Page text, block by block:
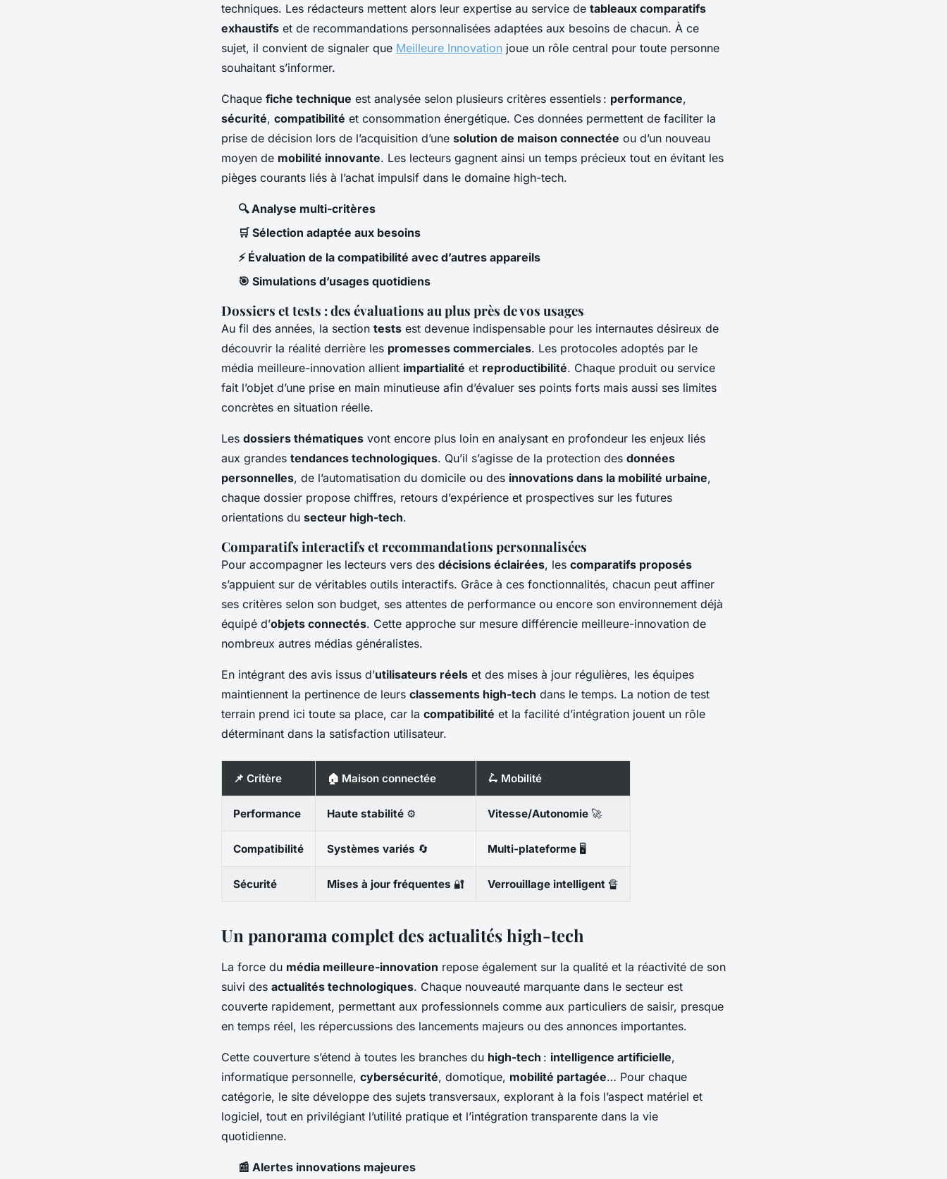
techniques. Les rédacteurs mettent alors leur expertise au service de tableaux comparatifs
exhaustifs et de recommandations personnalisées adaptées aux besoins de chacun. À ce
sujet, il convient de signaler que Meilleure Innovation joue un rôle central pour toute personne
souhaitant s’informer.
Chaque fiche technique est analysée selon plusieurs critères essentiels : performance,
sécurité, compatibilité et consommation énergétique. Ces données permettent de faciliter la
prise de décision lors de l’acquisition d’une solution de maison connectée ou d’un nouveau
moyen de mobilité innovante. Les lecteurs gagnent ainsi un temps précieux tout en évitant les
pièges courants liés à l’achat impulsif dans le domaine high-tech.
🔍 Analyse multi-critères
🛒 Sélection adaptée aux besoins
⚡ Évaluation de la compatibilité avec d’autres appareils
🎯 Simulations d’usages quotidiens
Dossiers et tests : des évaluations au plus près de vos usages
Au fil des années, la section tests est devenue indispensable pour les internautes désireux de
découvrir la réalité derrière les promesses commerciales. Les protocoles adoptés par le
média meilleure-innovation allient impartialité et reproductibilité. Chaque produit ou service
fait l’objet d’une prise en main minutieuse afin d’évaluer ses points forts mais aussi ses limites
concrètes en situation réelle.
Les dossiers thématiques vont encore plus loin en analysant en profondeur les enjeux liés
aux grandes tendances technologiques. Qu’il s’agisse de la protection des données
personnelles, de l’automatisation du domicile ou des innovations dans la mobilité urbaine,
chaque dossier propose chiffres, retours d’expérience et prospectives sur les futures
orientations du secteur high-tech.
Comparatifs interactifs et recommandations personnalisées
Pour accompagner les lecteurs vers des décisions éclairées, les comparatifs proposés
s’appuient sur de véritables outils interactifs. Grâce à ces fonctionnalités, chacun peut affiner
ses critères selon son budget, ses attentes de performance ou encore son environnement déjà
équipé d’objets connectés. Cette approche sur mesure différencie meilleure-innovation de
nombreux autres médias généralistes.
En intégrant des avis issus d’utilisateurs réels et des mises à jour régulières, les équipes
maintiennent la pertinence de leurs classements high-tech dans le temps. La notion de test
terrain prend ici toute sa place, car la compatibilité et la facilité d’intégration jouent un rôle
déterminant dans la satisfaction utilisateur.
📌 Critère 🏠 Maison connectée 🛴 Mobilité
Performance Haute stabilité ⚙️ Vitesse/Autonomie 🚀
Compatibilité Systèmes variés 🔄 Multi-plateforme 🖥️
Sécurité Mises à jour fréquentes 🔐 Verrouillage intelligent 🔏
Un panorama complet des actualités high-tech
La force du média meilleure-innovation repose également sur la qualité et la réactivité de son
suivi des actualités technologiques. Chaque nouveauté marquante dans le secteur est
couverte rapidement, permettant aux professionnels comme aux particuliers de saisir, presque
en temps réel, les répercussions des lancements majeurs ou des annonces importantes.
Cette couverture s’étend à toutes les branches du high-tech : intelligence artificielle,
informatique personnelle, cybersécurité, domotique, mobilité partagée… Pour chaque
catégorie, le site développe des sujets transversaux, explorant à la fois l’aspect matériel et
logiciel, tout en privilégiant l’utilité pratique et l’intégration transparente dans la vie
quotidienne.
📰 Alertes innovations majeures